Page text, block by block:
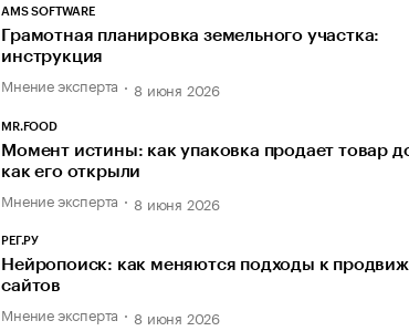
AMS SOFTWARE
Грамотная планировка земельного участка:
инструкция
Мнение эксперта 8 июня 2026
MR.FOOD
Момент истины: как упаковка продает товар
как его открыли
Мнение эксперта 8 июня 2026
РЕГ.РУ
Нейропоиск: как меняются подходы к
сайтов
Мнение эксперта 8 июня 2026